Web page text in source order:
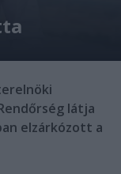
látja
elzárkózott a